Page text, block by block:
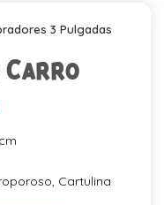
3 Pulgadas
Cartulina